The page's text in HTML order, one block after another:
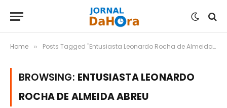
Home » Posts Tagged "Entusiasta Leonardo Rocha de Almeida Abreu"
BROWSING: ENTUSIASTA LEONARDO
ROCHA DE ALMEIDA ABREU